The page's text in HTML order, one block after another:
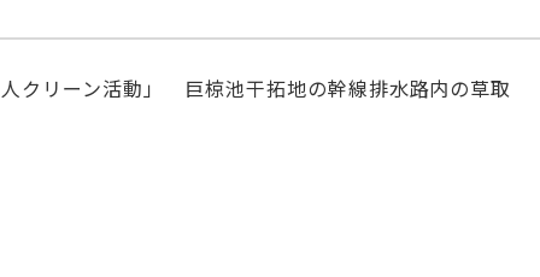
人クリーン活動」 巨椋池干拓地の幹線排水路内の草取